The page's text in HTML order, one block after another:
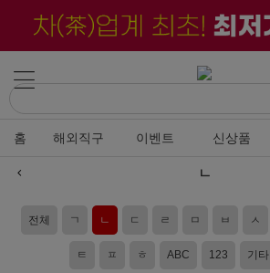
홈 해외직구 이벤트 신상품
ㄴ
전체 ㄱ ㄴ ㄷ ㄹ ㅁ ㅂ ㅅ
ㅌ ㅍ ㅎ ABC 123 기타